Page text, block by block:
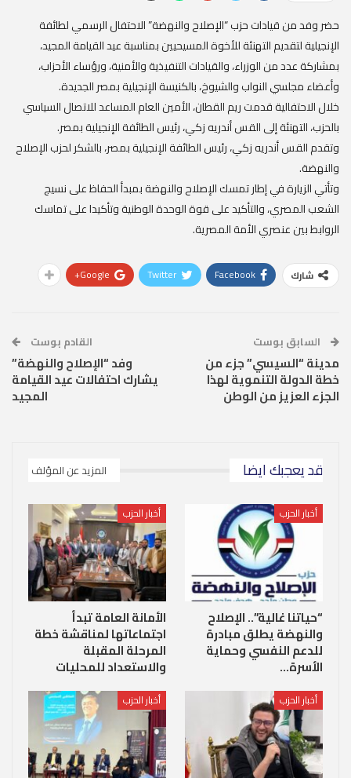
حضر وفد من قيادات حزب “الإصلاح والنهضة” الاحتفال الرسمي لطائفة
الإنجيلية لتقديم التهنئة للأخوة المسيحيين بمناسبة عيد القيامة المجيد،
بمشاركة عدد من الوزراء، والقيادات التنفيذية والأمنية، ورؤساء الأحزاب،
وأعضاء مجلسي النواب والشيوخ، بالكنيسة الإنجيلية بمصر الجديدة.
خلال الاحتفالية قدمت ريم القطان، الأمين العام المساعد للاتصال السياسي
بالحزب، التهنئة إلى القس أندريه زكي، رئيس الطائفة الإنجيلية بمصر.
وتقدم القس أندريه زكي، رئيس الطائفة الإنجيلية بمصر، بالشكر لحزب الإصلاح
والنهضة.
وتأتي الزيارة في إطار تمسك الإصلاح والنهضة بمبدأ الحفاظ على نسيج
الشعب المصري، والتأكيد على قوة الوحدة الوطنية وتأكيدا على تماسك
الروابط بين عنصري الأمة المصرية.
شارك Facebook
Twitter
Google+
السابق بوست
مدينة “السيسي” جزء من
خطة الدولة التنموية لهذا
الجزء العزيز من الوطن
القادم بوست
وفد “الإصلاح والنهضة”
يشارك احتفالات عيد القيامة
المجيد
قد يعجبك ايضا المزيد عن المؤلف
أخبار الحزب
“حياتنا غالية”.. الإصلاح
والنهضة يطلق مبادرة
للدعم النفسي وحماية
الأسرة…
أخبار الحزب
الأمانة العامة تبدأ
اجتماعاتها لمناقشة خطة
المرحلة المقبلة
والاستعداد للمحليات
أخبار الحزب أخبار الحزب